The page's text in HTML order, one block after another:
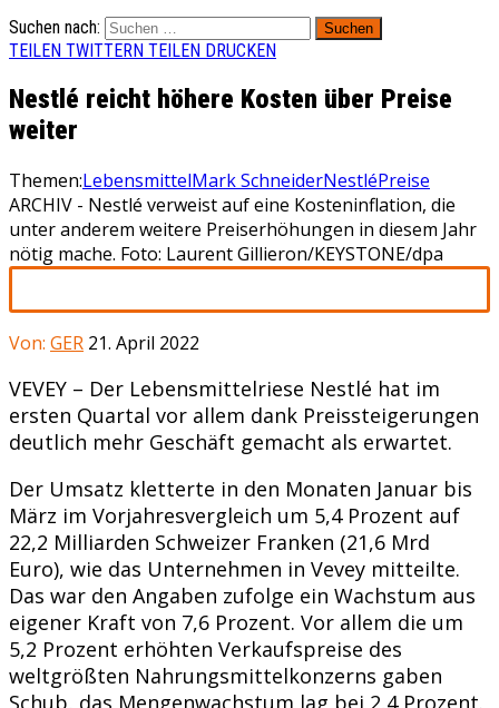
Suchen nach:
TEILEN TWITTERN TEILEN DRUCKEN
Nestlé reicht höhere Kosten über Preise
weiter
Themen:LebensmittelMark SchneiderNestléPreise
ARCHIV - Nestlé verweist auf eine Kosteninflation, die
unter anderem weitere Preiserhöhungen in diesem Jahr
nötig mache. Foto: Laurent Gillieron/KEYSTONE/dpa
Von: GER 21. April 2022
VEVEY – Der Lebensmittelriese Nestlé hat im
ersten Quartal vor allem dank Preissteigerungen
deutlich mehr Geschäft gemacht als erwartet.
Der Umsatz kletterte in den Monaten Januar bis
März im Vorjahresvergleich um 5,4 Prozent auf
22,2 Milliarden Schweizer Franken (21,6 Mrd
Euro), wie das Unternehmen in Vevey mitteilte.
Das war den Angaben zufolge ein Wachstum aus
eigener Kraft von 7,6 Prozent. Vor allem die um
5,2 Prozent erhöhten Verkaufspreise des
weltgrößten Nahrungsmittelkonzerns gaben
Schub, das Mengenwachstum lag bei 2,4 Prozent.